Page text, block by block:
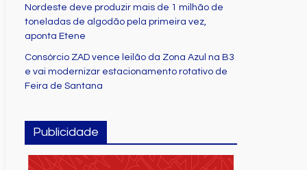
Nordeste deve produzir mais de 1 milhão de
toneladas de algodão pela primeira vez,
aponta Etene
Consórcio ZAD vence leilão da Zona Azul na B3
e vai modernizar estacionamento rotativo de
Feira de Santana
Publicidade